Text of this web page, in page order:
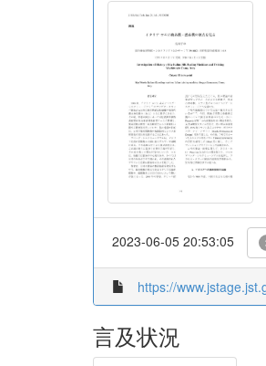
2023-06-05 20:53:05
https://
言及状況